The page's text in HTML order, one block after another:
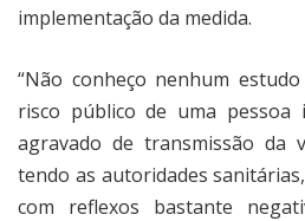
implementação da medida.
“Não conheço nenhum
risco público de uma pessoa
agravado de transmissão da
tendo as autoridades
com reflexos bastante